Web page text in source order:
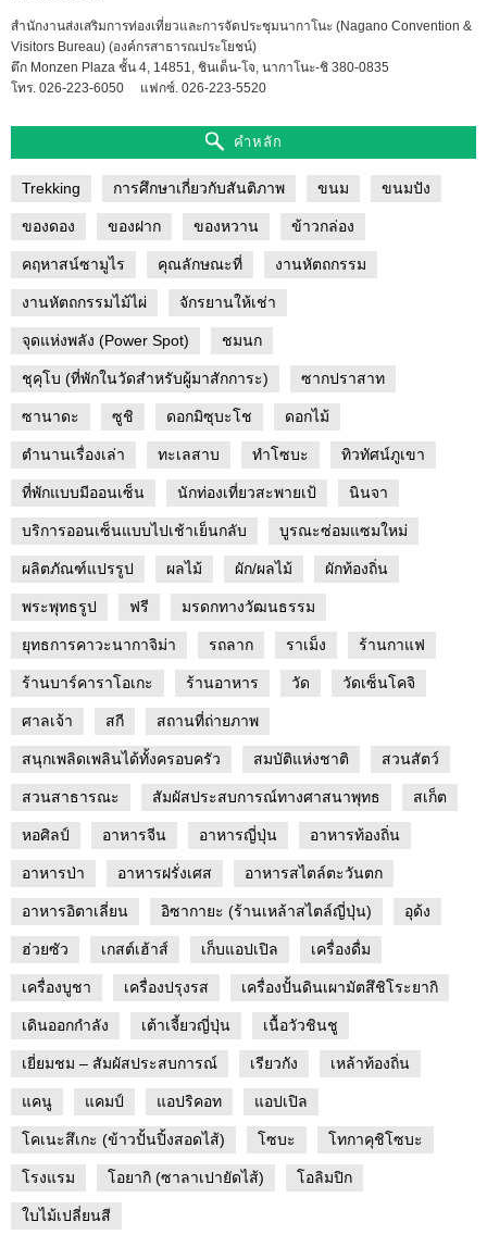
สำนักงานส่งเสริมการท่องเที่ยวและการจัดประชุมนากาโนะ (Nagano Convention &
Visitors Bureau) (องค์กรสาธารณประโยชน์)
ตึก Monzen Plaza ชั้น 4, 14851, ชินเด็น-โจ, นากาโนะ-ชิ 380-0835
โทร. 026-223-6050
แฟกซ์. 026-223-5520
คำหลัก
Trekking การศึกษาเกี่ยวกับสันติภาพ ขนม ขนมปัง
ของดอง ของฝาก ของหวาน ข้าวกล่อง
คฤหาสน์ซามูไร คุณลักษณะที่ งานหัตถกรรม
งานหัตถกรรมไม้ไผ่ จักรยานให้เช่า
จุดแห่งพลัง (Power Spot) ชมนก
ชุคุโบ (ที่พักในวัดสำหรับผู้มาสักการะ) ซากปราสาท
ซานาดะ ซูชิ ดอกมิซุบะโช ดอกไม้
ตำนานเรื่องเล่า ทะเลสาบ ทำโซบะ ทิวทัศน์ภูเขา
ที่พักแบบมีออนเซ็น นักท่องเที่ยวสะพายเป้ นินจา
บริการออนเซ็นแบบไปเช้าเย็นกลับ บูรณะซ่อมแซมใหม่
ผลิตภัณฑ์แปรรูป ผลไม้ ผัก/ผลไม้ ผักท้องถิ่น
พระพุทธรูป ฟรี มรดกทางวัฒนธรรม
ยุทธการคาวะนากาจิม่า รถลาก ราเม็ง ร้านกาแฟ
ร้านบาร์คาราโอเกะ ร้านอาหาร วัด วัดเซ็นโคจิ
ศาลเจ้า สกี สถานที่ถ่ายภาพ
สนุกเพลิดเพลินได้ทั้งครอบครัว สมบัติแห่งชาติ สวนสัตว์
สวนสาธารณะ สัมผัสประสบการณ์ทางศาสนาพุทธ สเก็ต
หอศิลป์ อาหารจีน อาหารญี่ปุ่น อาหารท้องถิ่น
อาหารป่า อาหารฝรั่งเศส อาหารสไตล์ตะวันตก
อาหารอิตาเลี่ยน อิซากายะ (ร้านเหล้าสไตล์ญี่ปุ่น) อุด้ง
ฮ่วยซัว เกสต์เฮ้าส์ เก็บแอปเปิล เครื่องดื่ม
เครื่องบูชา เครื่องปรุงรส เครื่องปั้นดินเผามัตสึชิโระยากิ
เดินออกกำลัง เต้าเจี้ยวญี่ปุ่น เนื้อวัวชินชู
เยี่ยมชม – สัมผัสประสบการณ์ เรียวกัง เหล้าท้องถิ่น
แคนู แคมป์ แอปริคอท แอปเปิล
โคเนะสึเกะ (ข้าวปั้นปิ้งสอดไส้) โซบะ โทกาคุชิโซบะ
โรงแรม โอยากิ (ซาลาเปายัดไส้) โอลิมปิก
ใบไม้เปลี่ยนสี